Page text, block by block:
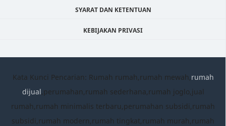
SYARAT DAN KETENTUAN
KEBIJAKAN PRIVASI
Kata Kunci Pencarian: Rumah rumah,rumah mewah, rumah
dijual ,perumahan,rumah sederhana,rumah joglo,jual
rumah,rumah minimalis terbaru,perumahan subsidi,rumah
subsidi,rumah modern,rumah tingkat,rumah murah,rumah